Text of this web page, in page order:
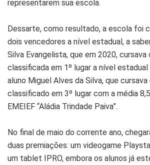
representarem sua escola.
Dessarte, como resultado, a escola foi
dois vencedores a nível estadual, a
Silva Evangelista, que em 2020, cursava
classificada em 1º lugar a nível estadual
aluno Miguel Alves da Silva, que
classificado em 3º lugar com a média
EMEIEF “Aládia Trindade Paiva”.
No final de maio do corrente ano,
duas premiações: um videogame
um tablet IPRO, embora os alunos já